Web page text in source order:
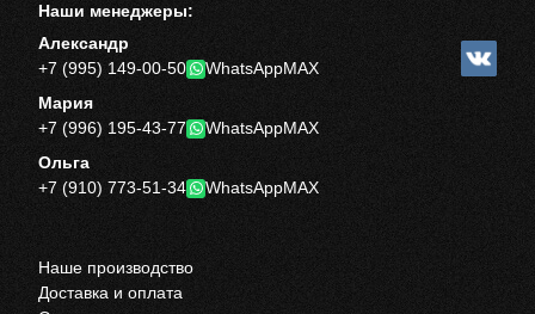
Наши менеджеры:
Александр
+7 (995) 149-00-50
WhatsAppMAX
Мария
+7 (996) 195-43-77
WhatsAppMAX
Ольга
+7 (910) 773-51-34
WhatsAppMAX
Наше производство
Доставка и оплата